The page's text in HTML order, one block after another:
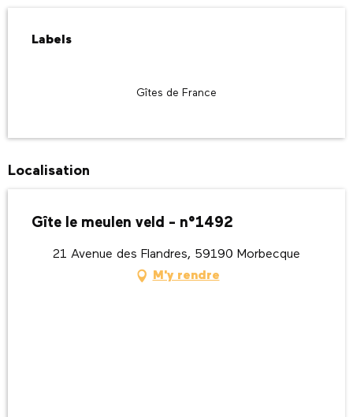
Labels
Labels
Gîtes de France
Localisation
Gîte le meulen veld - n°1492
21 Avenue des Flandres, 59190 Morbecque
M'y rendre